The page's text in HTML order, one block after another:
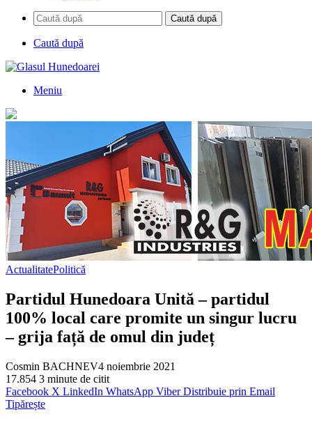
Caută după
Caută după
Meniu
ActualitatePolitică
Partidul Hunedoara Unită – partidul
100% local care promite un singur lucru
– grija față de omul din județ
Cosmin BACHNEV4 noiembrie 2021
17.854 3 minute de citit
Facebook X LinkedIn WhatsApp Viber Distribuie prin Email
Tipărește